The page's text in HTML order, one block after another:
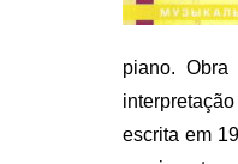
piano.
escrita em